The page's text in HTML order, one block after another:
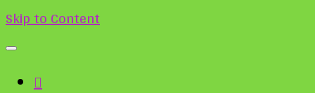
Skip to Content